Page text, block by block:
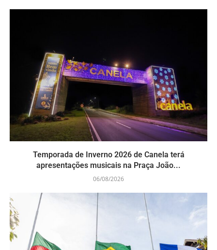
Temporada de Inverno 2026 de Canela terá
apresentações musicais na Praça João...
06/08/2026